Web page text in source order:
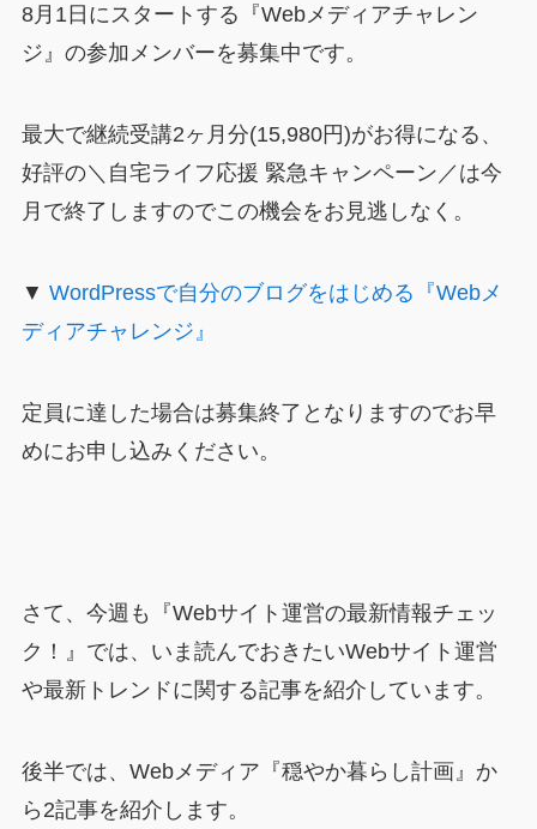
8月1日にスタートする『Webメディアチャレン
ジ』の参加メンバーを募集中です。
最大で継続受講2ヶ月分(15,980円)がお得になる、
好評の＼自宅ライフ応援 緊急キャンペーン／は今
月で終了しますのでこの機会をお見逃しなく。
▼ WordPressで自分のブログをはじめる『Webメ
ディアチャレンジ』
定員に達した場合は募集終了となりますのでお早
めにお申し込みください。
さて、今週も『Webサイト運営の最新情報チェッ
ク！』では、いま読んでおきたいWebサイト運営
や最新トレンドに関する記事を紹介しています。
後半では、Webメディア『穏やか暮らし計画』か
ら2記事を紹介します。